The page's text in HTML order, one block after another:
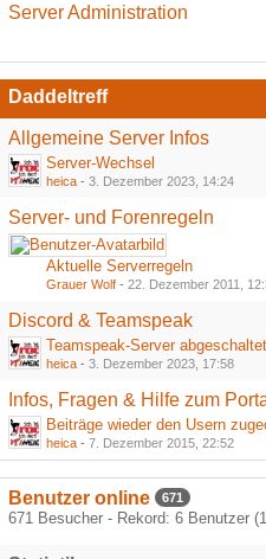
Server Administration
Daddeltreff
Allgemeine Server Infos
Server-Wechsel
heica - 3. Dezember 2023, 14:24
Server- und Forenregeln
Aktuelle Serverregeln
Grauer Wolf - 22. Dezember 2011,
Discord & Teamspeak
Teamspeak-Server abgeschaltet
heica - 3. Dezember 2023, 17:58
Infos, Fragen & Hilfe zum
Beiträge wieder den Usern
heica - 7. Dezember 2015, 22:52
Benutzer online 671
671 Besucher - Rekord: 6 Benutzer (